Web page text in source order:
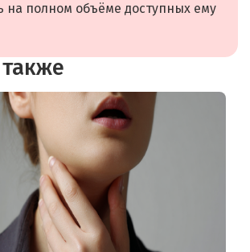
на полном объёме доступных ему